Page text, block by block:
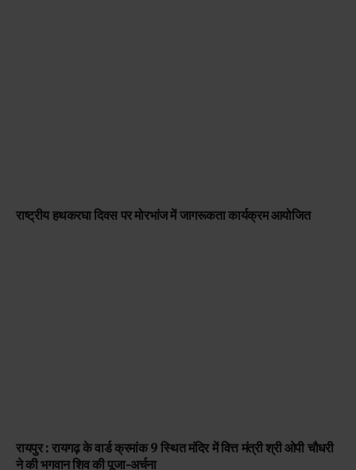
राष्ट्रीय हथकरघा दिवस पर मोरभांज में जागरूकता कार्यक्रम आयोजित
रायपुर : रायगढ़ के वार्ड क्रमांक 9 स्थित मंदिर में वित्त मंत्री श्री ओपी चौधरी
ने की भगवान शिव की पूजा-अर्चना